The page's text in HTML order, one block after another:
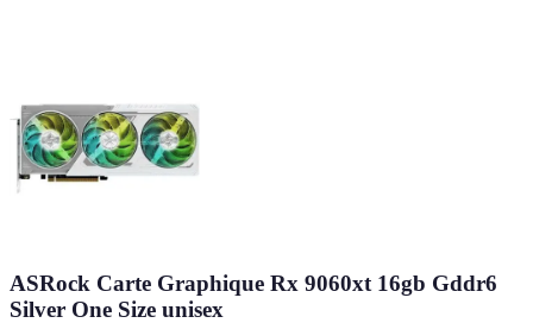
ASRock Carte Graphique Rx 9060xt 16gb Gddr6
Silver One Size unisex